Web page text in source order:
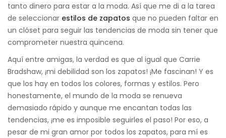
tanto dinero para estar a la moda. Así que me di a la tarea
de seleccionar estilos de zapatos que no pueden faltar en
un clóset para seguir las tendencias de moda sin tener que
comprometer nuestra quincena.
Aquí entre amigas, la verdad es que al igual que Carrie
Bradshaw, ¡mi debilidad son los zapatos! ¡Me fascinan! Y es
que los hay en todos los colores, formas y estilos. Pero
honestamente, el mundo de la moda se renueva
demasiado rápido y aunque me encantan todas las
tendencias, ¡me es imposible seguirles el paso! Por eso, a
pesar de mi gran amor por todos los zapatos, para mí es